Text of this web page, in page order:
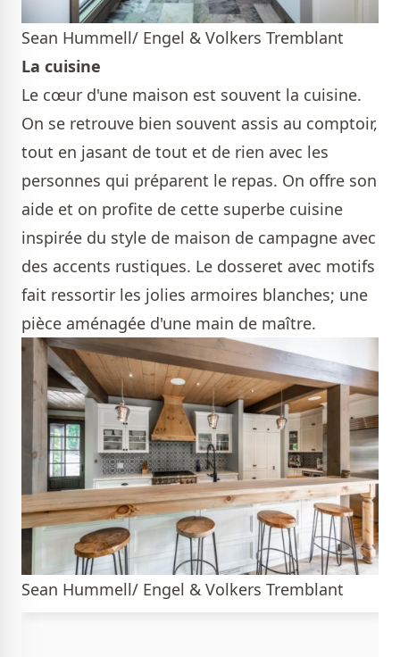
Sean Hummell/ Engel & Volkers Tremblant
La cuisine
Le cœur d'une maison est souvent la cuisine.
On se retrouve bien souvent assis au comptoir,
tout en jasant de tout et de rien avec les
personnes qui préparent le repas. On offre son
aide et on profite de cette superbe cuisine
inspirée du style de maison de campagne avec
des accents rustiques. Le dosseret avec motifs
fait ressortir les jolies armoires blanches; une
pièce aménagée d'une main de maître.
Sean Hummell/ Engel & Volkers Tremblant